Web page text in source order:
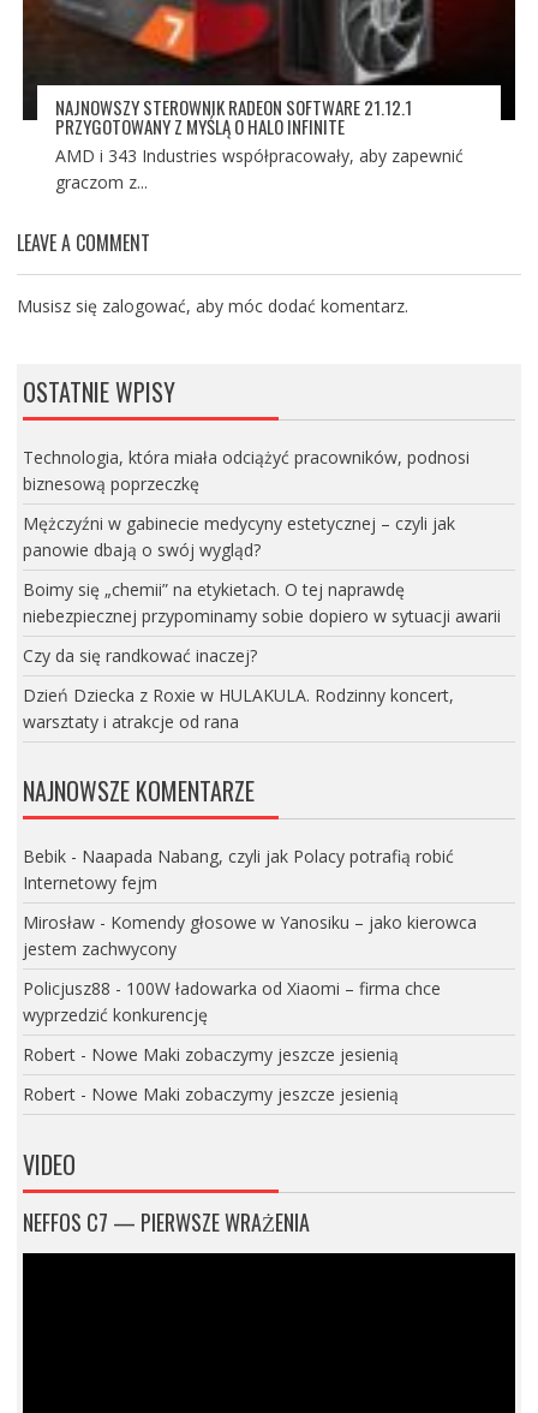
NAJNOWSZY STEROWNIK RADEON SOFTWARE 21.12.1
PRZYGOTOWANY Z MYŚLĄ O HALO INFINITE
AMD i 343 Industries współpracowały, aby zapewnić
graczom z...
LEAVE A COMMENT
Musisz się zalogować, aby móc dodać komentarz.
OSTATNIE WPISY
Technologia, która miała odciążyć pracowników, podnosi
biznesową poprzeczkę
Mężczyźni w gabinecie medycyny estetycznej – czyli jak
panowie dbają o swój wygląd?
Boimy się „chemii” na etykietach. O tej naprawdę
niebezpiecznej przypominamy sobie dopiero w sytuacji awarii
Czy da się randkować inaczej?
Dzień Dziecka z Roxie w HULAKULA. Rodzinny koncert,
warsztaty i atrakcje od rana
NAJNOWSZE KOMENTARZE
Bebik- Naapada Nabang, czyli jak Polacy potrafią robić
Internetowy fejm
Mirosław- Komendy głosowe w Yanosiku – jako kierowca
jestem zachwycony
Policjusz88 - 100W ładowarka od Xiaomi – firma chce
wyprzedzić konkurencję
Robert- Nowe Maki zobaczymy jeszcze jesienią
Robert- Nowe Maki zobaczymy jeszcze jesienią
VIDEO
NEFFOS C7 — PIERWSZE WRAŻENIA